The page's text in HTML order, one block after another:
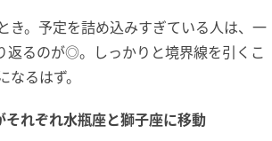
き。予定を詰め込みすぎている人は、一
返るのが◎。しっかりと境界線を引くこ
るはず。
れぞれ水瓶座と獅子座に移動